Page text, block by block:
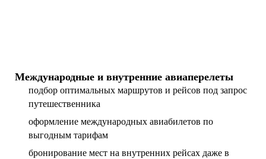
Международные и внутренние авиаперелеты
подбор оптимальных маршрутов и рейсов под запрос
путешественника
оформление международных авиабилетов по
выгодным тарифам
бронирование мест на внутренних рейсах даже в